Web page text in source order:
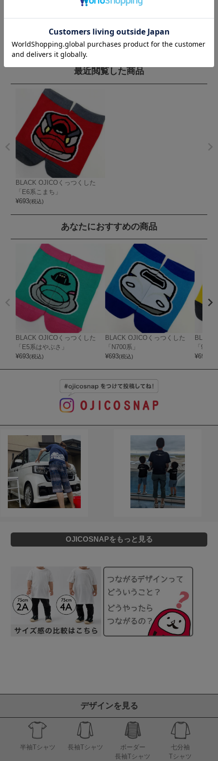
最近閲覧した商品
BLACK OJICOくっつくした
「E6系こまち」
¥693(税込)
あなたにおすすめの商品
BLACK OJICOくっつくした
「E5系はやぶさ」
¥693(税込)
BLACK OJICOくっつくした
「N700系」
¥693(税込)
BLACK
「923
¥693
OJICOSNAPをもっと見る
デザインを見る
半袖Tシャツ 長袖Tシャツ
ボーダー
長袖Tシャツ
七分袖
Tシャツ